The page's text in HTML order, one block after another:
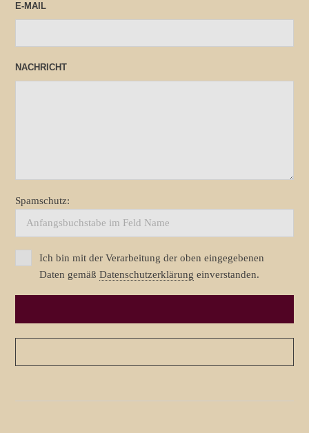
E-MAIL
NACHRICHT
Spamschutz:
Ich bin mit der Verarbeitung der oben eingegebenen
Daten gemäßDatenschutzerklärung einverstanden.